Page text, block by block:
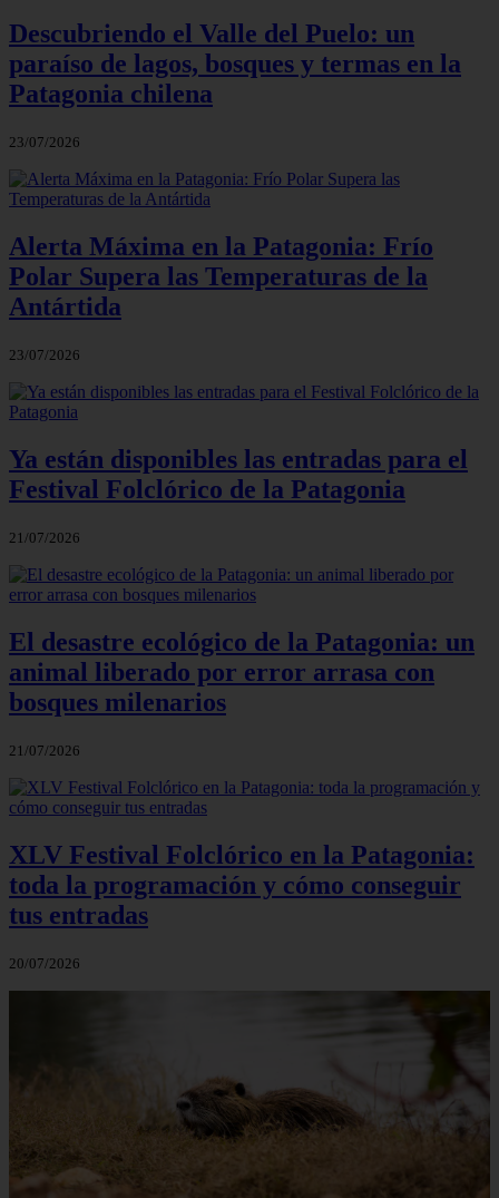
Descubriendo el Valle del Puelo: un
paraíso de lagos, bosques y termas en la
Patagonia chilena
23/07/2026
Alerta Máxima en la Patagonia: Frío
Polar Supera las Temperaturas de la
Antártida
23/07/2026
Ya están disponibles las entradas para el
Festival Folclórico de la Patagonia
21/07/2026
El desastre ecológico de la Patagonia: un
animal liberado por error arrasa con
bosques milenarios
21/07/2026
XLV Festival Folclórico en la Patagonia:
toda la programación y cómo conseguir
tus entradas
20/07/2026